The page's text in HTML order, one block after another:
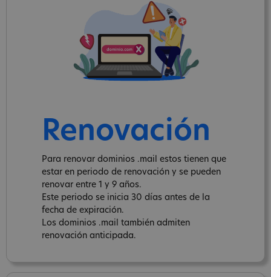
Renovación
Para renovar dominios .mail estos tienen que
estar en periodo de renovación y se pueden
renovar entre 1 y 9 años.
Este periodo se inicia 30 días antes de la
fecha de expiración.
Los dominios .mail también admiten
renovación anticipada.